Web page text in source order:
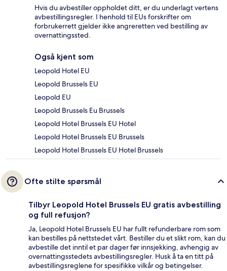
Hvis du avbestiller oppholdet ditt, er du underlagt vertens
avbestillingsregler. I henhold til EUs forskrifter om
forbrukerrett gjelder ikke angreretten ved bestilling av
overnattingssted.
Også kjent som
Leopold Hotel EU
Leopold Brussels EU
Leopold EU
Leopold Brussels Eu Brussels
Leopold Hotel Brussels EU Hotel
Leopold Hotel Brussels EU Brussels
Leopold Hotel Brussels EU Hotel Brussels
Ofte stilte spørsmål
Tilbyr Leopold Hotel Brussels EU gratis avbestilling
og full refusjon?
Ja, Leopold Hotel Brussels EU har fullt refunderbare rom som
kan bestilles på nettstedet vårt. Bestiller du et slikt rom, kan du
avbestille det inntil et par dager før innsjekking, avhengig av
overnattingsstedets avbestillingsregler. Husk å ta en titt på
avbestillingsreglene for spesifikke vilkår og betingelser.